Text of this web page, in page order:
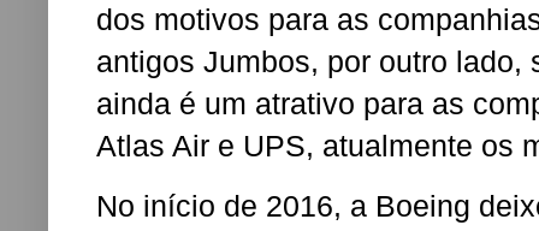
dos motivos para as
antigos Jumbos, por outro lado,
ainda é um atrativo para as
Atlas Air e UPS, atualmente os
No início de 2016, a Boeing